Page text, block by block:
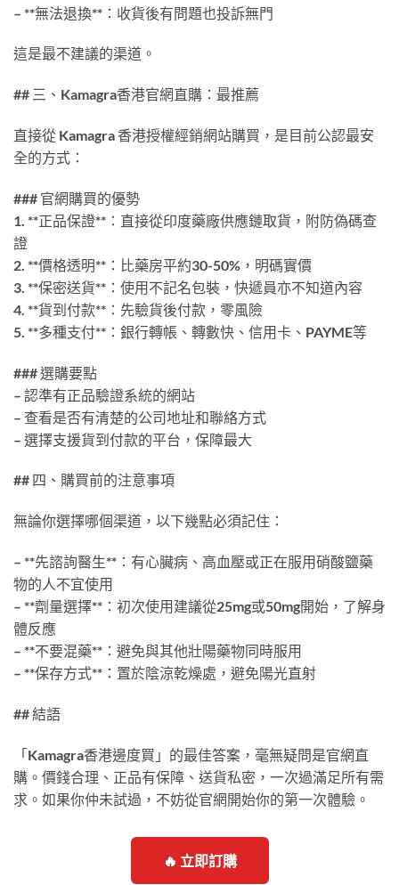
– **無法退換**：收貨後有問題也投訴無門
這是最不建議的渠道。
## 三、Kamagra香港官網直購：最推薦
直接從 Kamagra 香港授權經銷網站購買，是目前公認最安
全的方式：
### 官網購買的優勢
1. **正品保證**：直接從印度藥廠供應鏈取貨，附防偽碼查
證
2. **價格透明**：比藥房平約30-50%，明碼實價
3. **保密送貨**：使用不記名包裝，快遞員亦不知道內容
4. **貨到付款**：先驗貨後付款，零風險
5. **多種支付**：銀行轉帳、轉數快、信用卡、PAYME等
### 選購要點
– 認準有正品驗證系統的網站
– 查看是否有清楚的公司地址和聯絡方式
– 選擇支援貨到付款的平台，保障最大
## 四、購買前的注意事項
無論你選擇哪個渠道，以下幾點必須記住：
– **先諮詢醫生**：有心臟病、高血壓或正在服用硝酸鹽藥
物的人不宜使用
– **劑量選擇**：初次使用建議從25mg或50mg開始，了解身
體反應
– **不要混藥**：避免與其他壯陽藥物同時服用
– **保存方式**：置於陰涼乾燥處，避免陽光直射
## 結語
「Kamagra香港邊度買」的最佳答案，毫無疑問是官網直
購。價錢合理、正品有保障、送貨私密，一次過滿足所有需
求。如果你仲未試過，不妨從官網開始你的第一次體驗。
🔥 立即訂購